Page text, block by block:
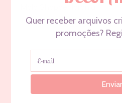
Mala Shopper laranja
€28,90 €23,90